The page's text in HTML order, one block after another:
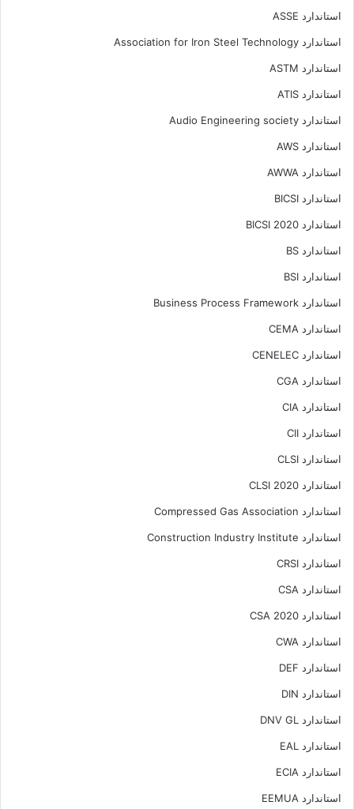
استاندارد ASSE
استاندارد Association for Iron Steel Technology
استاندارد ASTM
استاندارد ATIS
استاندارد Audio Engineering society
استاندارد AWS
استاندارد AWWA
استاندارد BICSI
استاندارد BICSI 2020
استاندارد BS
استاندارد BSI
استاندارد Business Process Framework
استاندارد CEMA
استاندارد CENELEC
استاندارد CGA
استاندارد CIA
استاندارد CII
استاندارد CLSI
استاندارد CLSI 2020
استاندارد Compressed Gas Association
استاندارد Construction Industry Institute
استاندارد CRSI
استاندارد CSA
استاندارد CSA 2020
استاندارد CWA
استاندارد DEF
استاندارد DIN
استاندارد DNV GL
استاندارد EAL
استاندارد ECIA
استاندارد EEMUA